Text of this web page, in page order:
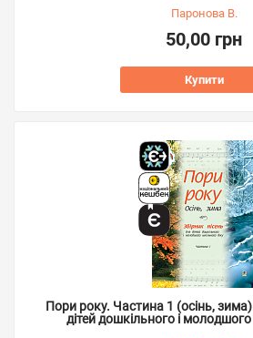
Паронова В.
50,00 грн
Купити
Пори року. Частина 1 (осінь,
дітей дошкільного і